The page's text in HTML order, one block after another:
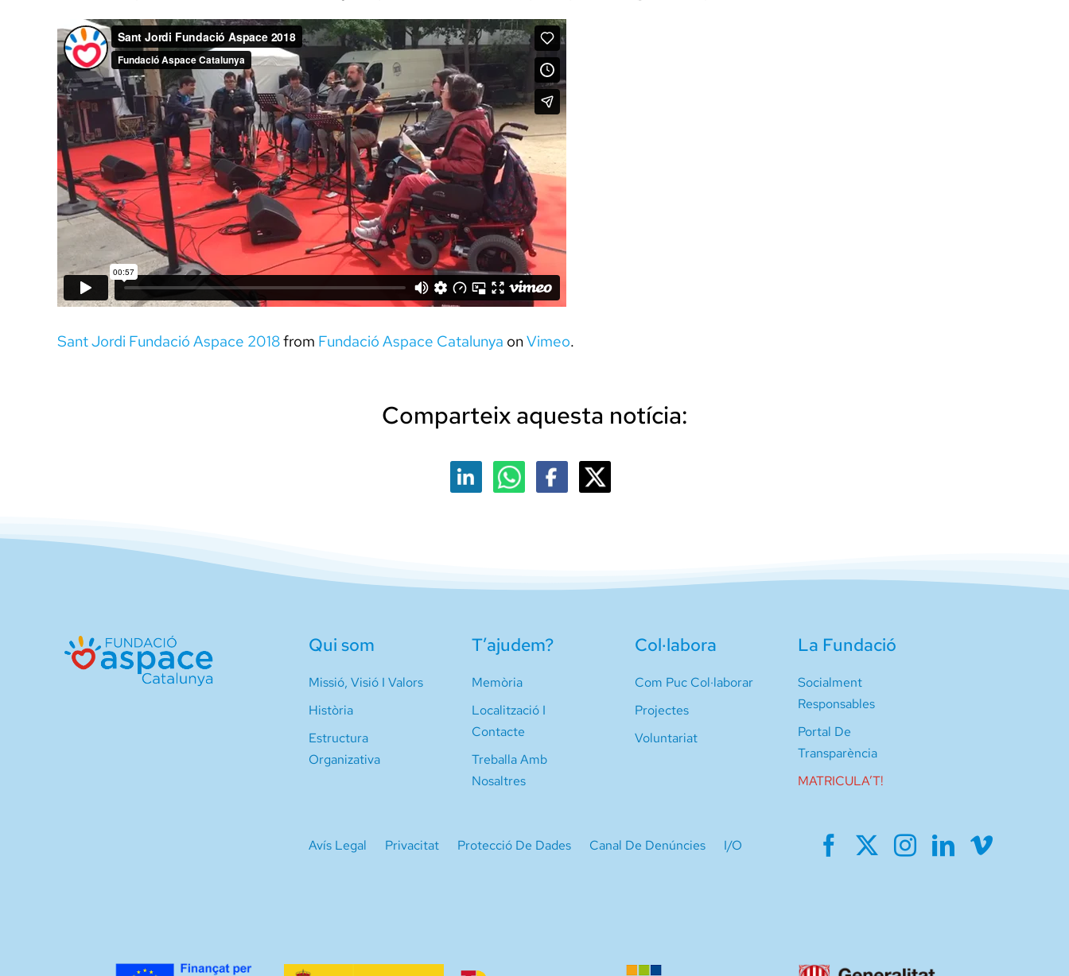
Sant Jordi Fundació Aspace 2018from Fundació Aspace Catalunya onVimeo.
Comparteix aquesta notícia:
Qui som
Missió, Visió I Valors
Història
Estructura
Organizativa
T’ajudem?
Memòria
Localització I
Contacte
Treballa Amb
Nosaltres
Col·labora
Com Puc Col·laborar
Projectes
Voluntariat
La Fundació
Socialment
Responsables
Portal De
Transparència
MATRICULA’T!
Avís Legal Privacitat Protecció De Dades Canal De Denúncies I/O